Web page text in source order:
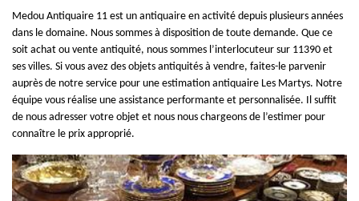
Medou Antiquaire 11 est un antiquaire en activité depuis plusieurs années
dans le domaine. Nous sommes à disposition de toute demande. Que ce
soit achat ou vente antiquité, nous sommes l’interlocuteur sur 11390 et
ses villes. Si vous avez des objets antiquités à vendre, faites-le parvenir
auprès de notre service pour une estimation antiquaire Les Martys. Notre
équipe vous réalise une assistance performante et personnalisée. Il suffit
de nous adresser votre objet et nous nous chargeons de l’estimer pour
connaître le prix approprié.